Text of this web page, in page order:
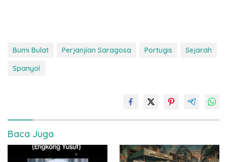
Bumi Bulat Perjanjian Saragosa Portugis
Sejarah
Spanyol
Baca Juga